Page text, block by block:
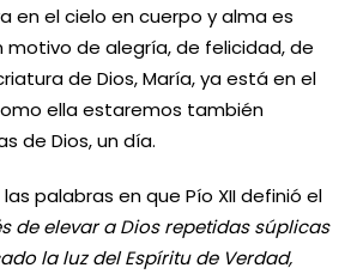
en el cielo en cuerpo y alma es
motivo de alegría, de felicidad, de
de Dios, María, ya está en el
ella estaremos también
de Dios, un día.
palabras en que Pío XII definió el
de elevar a Dios repetidas súplicas
la luz del Espíritu de Verdad,